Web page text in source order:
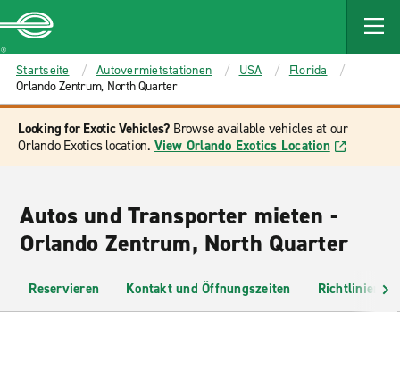
MAIN
CONTENT
Enterprise
Startseite Autovermietstationen USA
Florida
Orlando Zentrum, North Quarter
Looking for Exotic Vehicles? Browse available vehicles at our
Orlando Exotics location. View Orlando Exotics Location
Autos und Transporter mieten -
Orlando Zentrum, North Quarter
Reservieren Kontakt und Öffnungszeiten Richtlinien